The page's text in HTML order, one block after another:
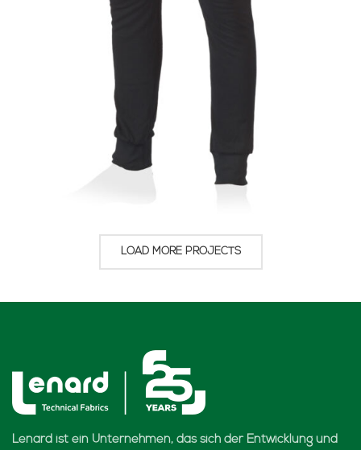
LOAD MORE PROJECTS
Lenard ist ein Unternehmen, das sich der Entwicklung und